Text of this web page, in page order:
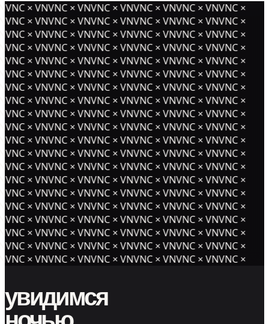
× VNVNC × VNVNC × VNVNC × VNVNC × VNVNC ×
× VNVNC × VNVNC × VNVNC × VNVNC × VNVNC ×
× VNVNC × VNVNC × VNVNC × VNVNC × VNVNC ×
× VNVNC × VNVNC × VNVNC × VNVNC × VNVNC ×
× VNVNC × VNVNC × VNVNC × VNVNC × VNVNC ×
× VNVNC × VNVNC × VNVNC × VNVNC × VNVNC ×
× VNVNC × VNVNC × VNVNC × VNVNC × VNVNC ×
× VNVNC × VNVNC × VNVNC × VNVNC × VNVNC ×
× VNVNC × VNVNC × VNVNC × VNVNC × VNVNC ×
× VNVNC × VNVNC × VNVNC × VNVNC × VNVNC ×
× VNVNC × VNVNC × VNVNC × VNVNC × VNVNC ×
× VNVNC × VNVNC × VNVNC × VNVNC × VNVNC ×
× VNVNC × VNVNC × VNVNC × VNVNC × VNVNC ×
× VNVNC × VNVNC × VNVNC × VNVNC × VNVNC ×
× VNVNC × VNVNC × VNVNC × VNVNC × VNVNC ×
× VNVNC × VNVNC × VNVNC × VNVNC × VNVNC ×
× VNVNC × VNVNC × VNVNC × VNVNC × VNVNC ×
× VNVNC × VNVNC × VNVNC × VNVNC × VNVNC ×
× VNVNC × VNVNC × VNVNC × VNVNC × VNVNC ×
× VNVNC × VNVNC × VNVNC × VNVNC × VNVNC ×
увидимся